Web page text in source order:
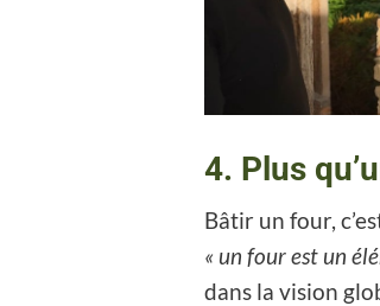
4. Plus
Bâtir un four,
« un four est un
dans la vision